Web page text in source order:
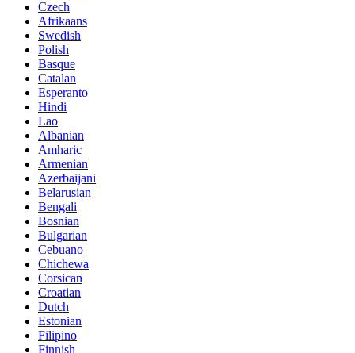
Czech
Afrikaans
Swedish
Polish
Basque
Catalan
Esperanto
Hindi
Lao
Albanian
Amharic
Armenian
Azerbaijani
Belarusian
Bengali
Bosnian
Bulgarian
Cebuano
Chichewa
Corsican
Croatian
Dutch
Estonian
Filipino
Finnish